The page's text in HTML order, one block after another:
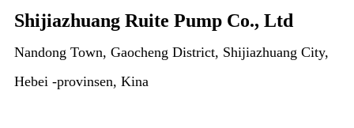
Shijiazhuang Ruite Pump Co., Ltd
Nandong Town, Gaocheng District, Shijiazhuang City,
Hebei -provinsen, Kina